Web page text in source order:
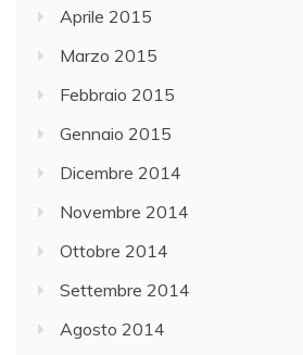
Aprile 2015
Marzo 2015
Febbraio 2015
Gennaio 2015
Dicembre 2014
Novembre 2014
Ottobre 2014
Settembre 2014
Agosto 2014